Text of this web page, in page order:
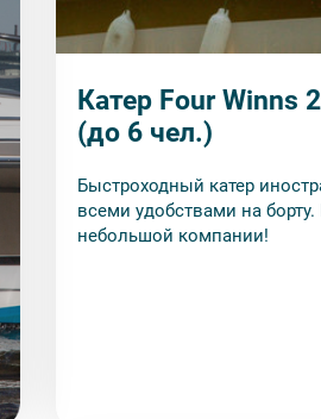
Катер Four Winns
(до 6 чел.)
Быстроходный катер
всеми удобствами на
небольшой компании!